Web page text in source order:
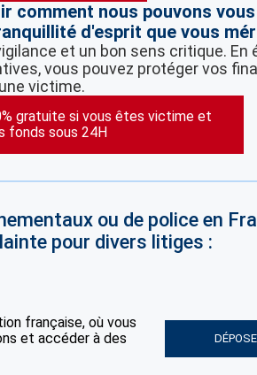
comment nous pouvons
d'esprit que vous
et un bon sens critique.
vous pouvez protéger vos
victime.
gratuite si vous êtes victime et
fonds sous 24H
ou de police en
pour divers litiges :
française, où vous
et accéder à des